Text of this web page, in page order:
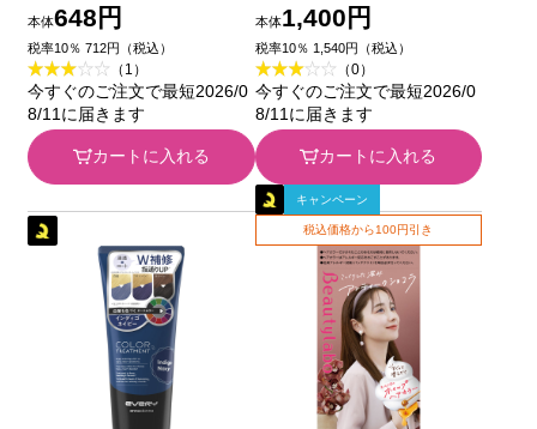
ンダー ４０ｇ＋８８ｍ
ｌ ホーユー (医薬部外
品)
本体648円
税率10％ 712円（税込）
（1）
今すぐのご注文で最短2026/0
8/11に届きます
カートに入れる
５０ｇ ネイチャーラボ
本体1,400円
税率10％ 1,540円（税込）
（0）
今すぐのご注文で最短2026/0
8/11に届きます
カートに入れる
キャンペーン
税込価格から100円引き